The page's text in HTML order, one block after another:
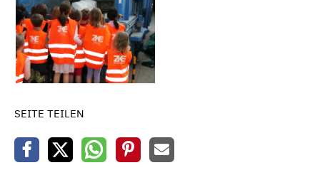
SEITE TEILEN